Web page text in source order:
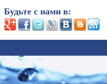
Будьте с нами в: